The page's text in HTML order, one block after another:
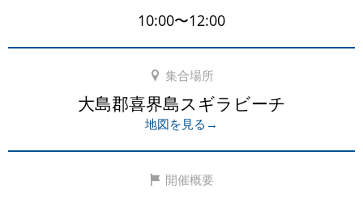
10:00〜12:00
集合場所
大島郡喜界島スギラビーチ
地図を見る→
開催概要